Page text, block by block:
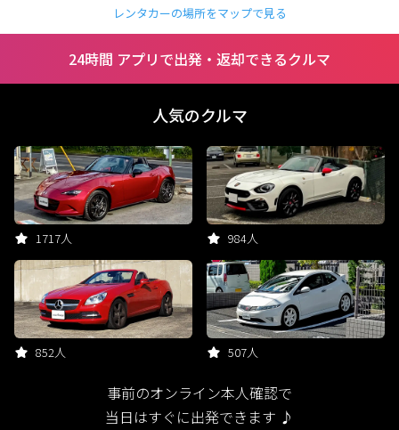
レンタカーの場所をマップで見る
24時間 アプリで出発・返却できるクルマ
人気のクルマ
1717人 984人
852人 507人
事前のオンライン本人確認で
当日はすぐに出発できます ♪